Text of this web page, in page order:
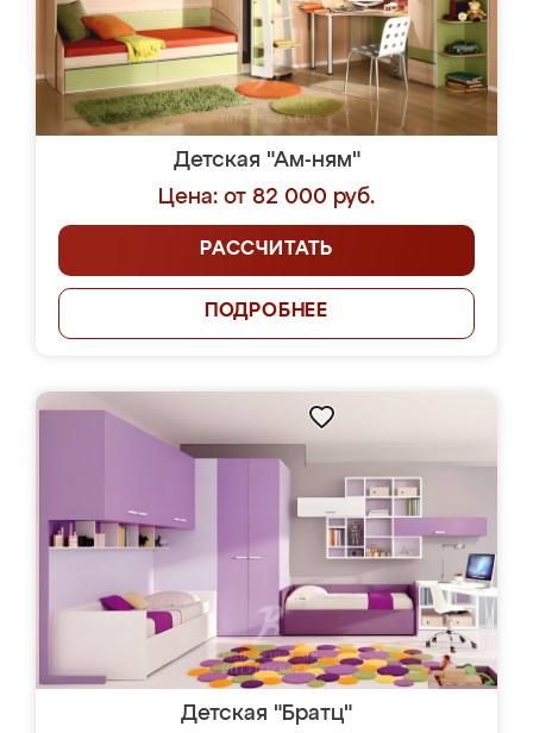
Детская "Ам-ням"
Цена: от 82 000 руб.
РАССЧИТАТЬ
ПОДРОБНЕЕ
Детская "Братц"